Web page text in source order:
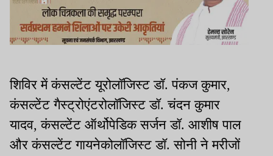
शिविर में कंसल्टेंट यूरोलॉजिस्ट डॉ. पंकज कुमार,
कंसल्टेंट गैस्ट्रोएंटरोलॉजिस्ट डॉ. चंदन कुमार
यादव, कंसल्टेंट ऑर्थोपेडिक सर्जन डॉ. आशीष पाल
और कंसल्टेंट गायनेकोलॉजिस्ट डॉ. सोनी ने मरीजों